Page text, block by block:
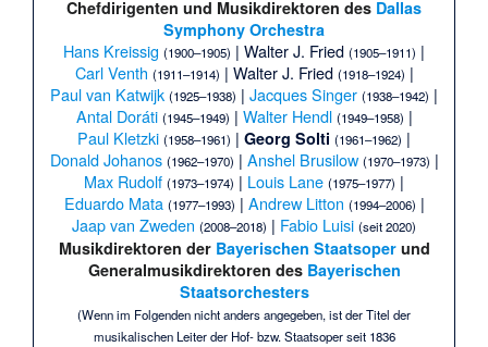
Chefdirigenten und Musikdirektoren des Dallas
Symphony Orchestra
Hans Kreissig (1900–1905) | Walter J. Fried (1905–1911) |
Carl Venth (1911–1914) | Walter J. Fried (1918–1924) |
Paul van Katwijk (1925–1938) | Jacques Singer (1938–1942) |
Antal Doráti (1945–1949) | Walter Hendl (1949–1958) |
Paul Kletzki (1958–1961) | Georg Solti (1961–1962) |
Donald Johanos (1962–1970) | Anshel Brusilow (1970–1973) |
Max Rudolf (1973–1974) | Louis Lane (1975–1977) |
Eduardo Mata (1977–1993) | Andrew Litton (1994–2006) |
Jaap van Zweden (2008–2018) | Fabio Luisi (seit 2020)
Musikdirektoren der Bayerischen Staatsoperund
Generalmusikdirektoren des Bayerischen
Staatsorchesters
(Wenn im Folgenden nicht anders angegeben, ist der Titel der
musikalischen Leiter der Hof- bzw. Staatsoper seit 1836